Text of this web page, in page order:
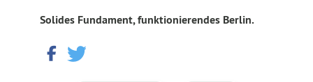
Solides Fundament, funktionierendes Berlin.